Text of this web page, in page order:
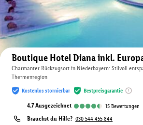
Boutique Hotel Diana inkl.
Charmanter Rückzugsort in Niederbayern: Stilvoll
Thermenregion
Kostenlos stornierbar Bestpreisgarantie
4.7 ausgezeichnet 15 Bewertungen
Brauchst du Hilfe? 030 544 455 844